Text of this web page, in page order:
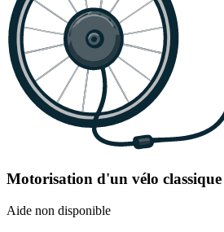
Motorisation d'un vélo classique
Aide non disponible